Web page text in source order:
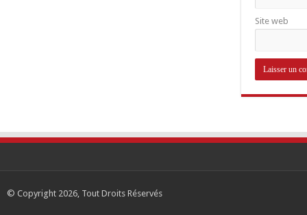
Site web
© Copyright 2026, Tout Droits Réservés